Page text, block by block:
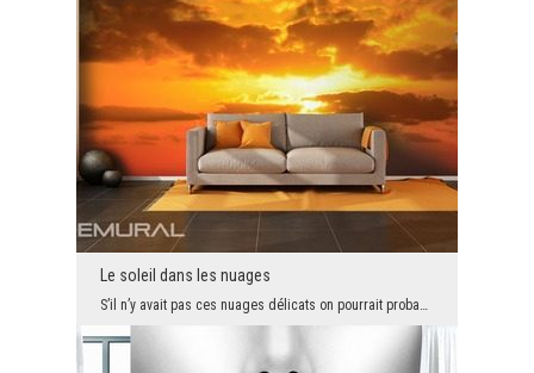
Le soleil dans les nuages
S’il n’y avait pas ces nuages délicats on pourrait probablement profiter pleinement du soleil. Né...